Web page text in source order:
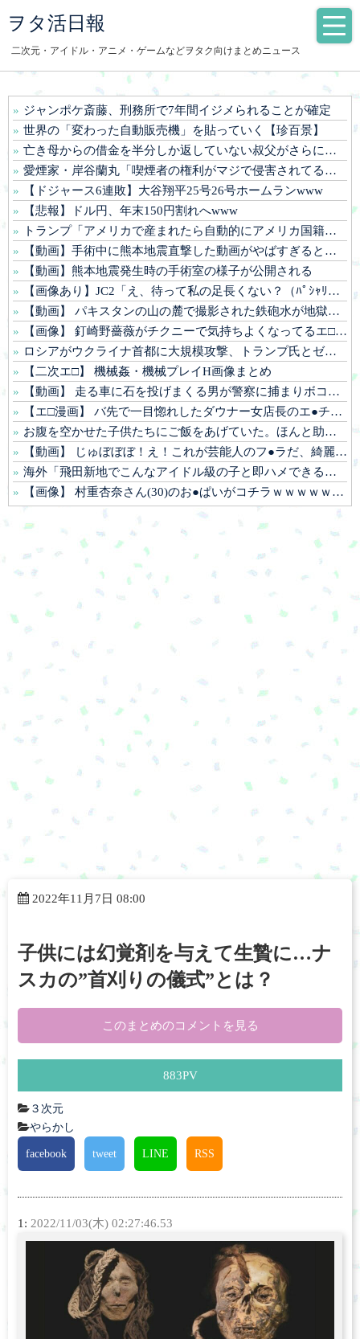
ヲタ活日報
二次元・アイドル・アニメ・ゲームなどヲタク向けまとめニュース
ジャンポケ斎藤、刑務所で7年間イジメられることが確定
世界の「変わった自動販売機」を貼っていく【珍百景】
亡き母からの借金を半分しか返していない叔父がさらに金を貸してほしいと訪ねてきた。完済するまで貸せないと断ると…
愛煙家・岸谷蘭丸「喫煙者の権利がマジで侵害されてる」 「いくら税金を我々が払ってるんだと」
【ドジャース6連敗】大谷翔平25号26号ホームランwww
【悲報】ドル円、年末150円割れへwww
トランプ「アメリカで産まれたら自動的にアメリカ国籍を付与するのをやめる！」
【動画】手術中に熊本地震直撃した動画がやばすぎると話題に・・・
【動画】熊本地震発生時の手術室の様子が公開される
【画像あり】JC2「え、待って私の足長くない？（ﾊﾟｼｬﾘwww)⇒
【動画】 パキスタンの山の麓で撮影された鉄砲水が地獄すぎる。
【画像】 釘崎野薔薇がチクニーで気持ちよくなってるエ□画像
ロシアがウクライナ首都に大規模攻撃、トランプ氏とゼレンスキー氏の和平交渉前に
【二次エ□】 機械姦・機械プレイH画像まとめ
【動画】 走る車に石を投げまくる男が警察に捕まりボコボコにされる
【エ□漫画】 バ先で一目惚れしたダウナー女店長のエ●チなサービスで給料0円…！弱点チクビ責めでイカせまくってわからせる…！
お腹を空かせた子供たちにご飯をあげていた。ほんと助かるわ、どうもありがとう → 母親はこんな様子です…
【動画】 じゅぼぼぼ！え！これが芸能人のフ●ラだ、綺麗な顔とお口でこんなことしているだ 笑
海外「飛田新地でこんなアイドル級の子と即ハメできるのかよ」⇒ 晒された無修正動画がコチラ
【画像】 村重杏奈さん(30)のお●ぱいがコチラｗｗｗｗｗｗｗｗｗｗｗｗ
2022年11月7日 08:00
子供には幻覚剤を与えて生贄に…ナ
スカの”首刈りの儀式”とは？
このまとめのコメントを見る
883PV
３次元
やらかし
facebook tweet LINE RSS
1: 2022/11/03(木) 02:27:46.53